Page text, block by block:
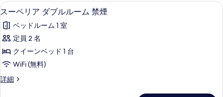
写
真
を
表
示
る
ー
ム
禁
煙
の
す
ツ
ン
ル
ム
禁
の
ス
ー
ペ
リ
ア
ブ
スーペリア ダブルルーム 禁煙 | 羽毛
5
スーペリア ダブルルーム 禁煙
ベッドルーム 1 室
定員 2 名
クイーンベッド 1 台
WiFi (無料)
詳細
ス